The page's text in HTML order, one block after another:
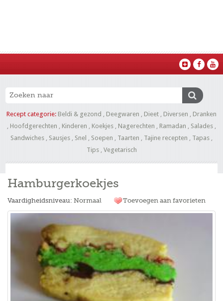
Recept categorie: Beldi & gezond , Deegwaren , Dieet , Diversen , Dranken
, Hoofdgerechten , Kinderen , Koekjes , Nagerechten , Ramadan , Salades ,
Sandwiches , Sausjes , Snel , Soepen , Taarten , Tajine recepten , Tapas ,
Tips, Vegetarisch
Hamburgerkoekjes
Vaardigheidsniveau:Normaal Toevoegen aan favorieten